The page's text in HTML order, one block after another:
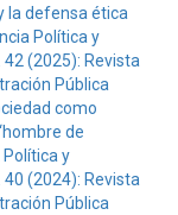
la defensa ética
Política y
(2025): Revista
Pública
como
de
Política y
(2024): Revista
Pública